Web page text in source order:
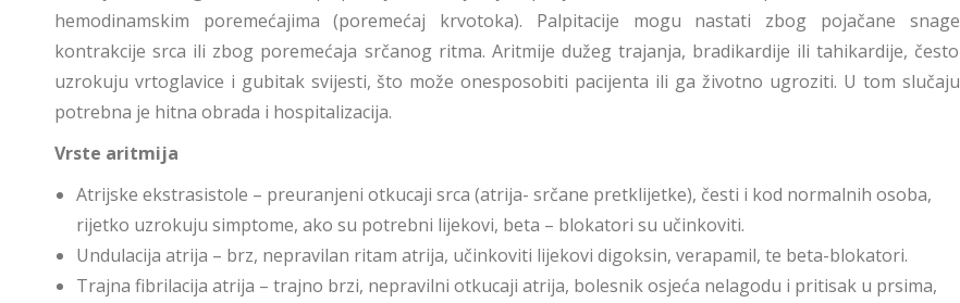
hemodinamskim poremećajima (poremećaj krvotoka). Palpitacije mogu nastati zbog pojačane snage
kontrakcije srca ili zbog poremećaja srčanog ritma. Aritmije dužeg trajanja, bradikardije ili tahikardije, često
uzrokuju vrtoglavice i gubitak svijesti, što može onesposobiti pacijenta ili ga životno ugroziti. U tom slučaju
potrebna je hitna obrada i hospitalizacija.
Vrste aritmija
Atrijske ekstrasistole – preuranjeni otkucaji srca (atrija- srčane pretklijetke), česti i kod normalnih osoba,
rijetko uzrokuju simptome, ako su potrebni lijekovi, beta – blokatori su učinkoviti.
Undulacija atrija – brz, nepravilan ritam atrija, učinkoviti lijekovi digoksin, verapamil, te beta-blokatori.
Trajna fibrilacija atrija – trajno brzi, nepravilni otkucaji atrija, bolesnik osjeća nelagodu i pritisak u prsima,